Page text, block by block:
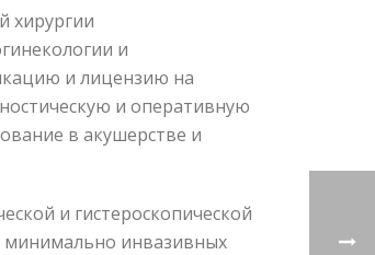
хирургии
и
и лицензию на
и оперативную
в акушерстве и
и гистероскопической
минимально инвазивных